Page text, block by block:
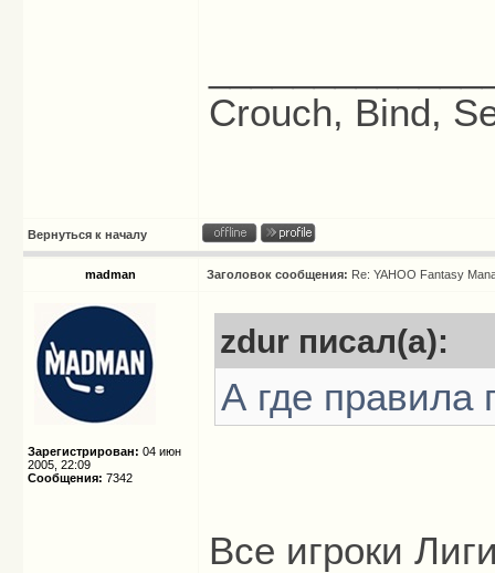
Crouch, Bind,
Вернуться к началу
madman Заголовок сообщения: Re: YAHOO Fantasy
Зарегистрирован: 04 июн
2005, 22:09
Сообщения: 7342
zdur писал(а):
А где правила
Все игроки